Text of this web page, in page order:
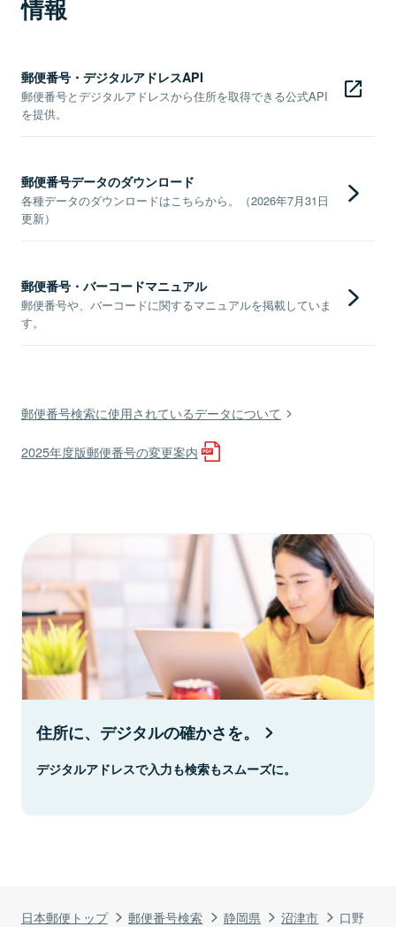
日本郵便トップ 郵便番号検索 静岡県 沼津市 口野
情報
郵便番号・デジタルアドレスAPI
郵便番号とデジタルアドレスから住所を取得できる公式API
を提供。
郵便番号データのダウンロード
各種データのダウンロードはこちらから。（2026年7月31日
更新）
郵便番号・バーコードマニュアル
郵便番号や、バーコードに関するマニュアルを掲載していま
す。
郵便番号検索に使用されているデータについて
2025年度版郵便番号の変更案内
住所に、デジタルの確かさを。
デジタルアドレスで入力も検索もスムーズに。